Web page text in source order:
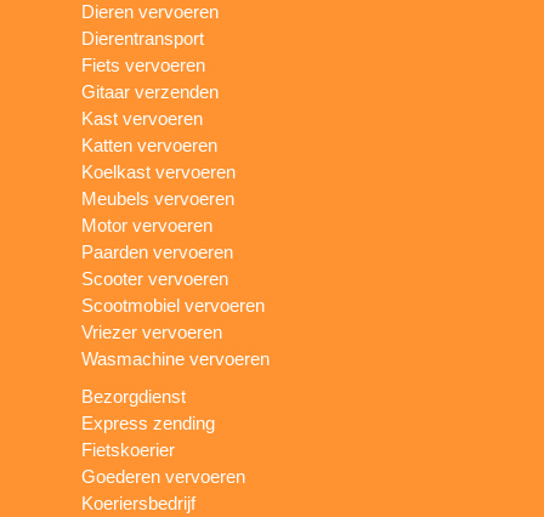
Dieren vervoeren
Dierentransport
Fiets vervoeren
Gitaar verzenden
Kast vervoeren
Katten vervoeren
Koelkast vervoeren
Meubels vervoeren
Motor vervoeren
Paarden vervoeren
Scooter vervoeren
Scootmobiel vervoeren
Vriezer vervoeren
Wasmachine vervoeren
Bezorgdienst
Express zending
Fietskoerier
Goederen vervoeren
Koeriersbedrijf